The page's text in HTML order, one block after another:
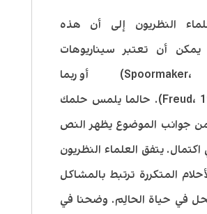
النظريون إلى أن هذه
يمكن أن تعتبر سيناريوهات
،
أو ربما
،
حالما يلمس حلمك
جوانب الموضوع يظهر النص
يتفق العلماء النظريون
المتكررة ترتبط بالمشاكل
في حياة الحالِم. وضحنا في